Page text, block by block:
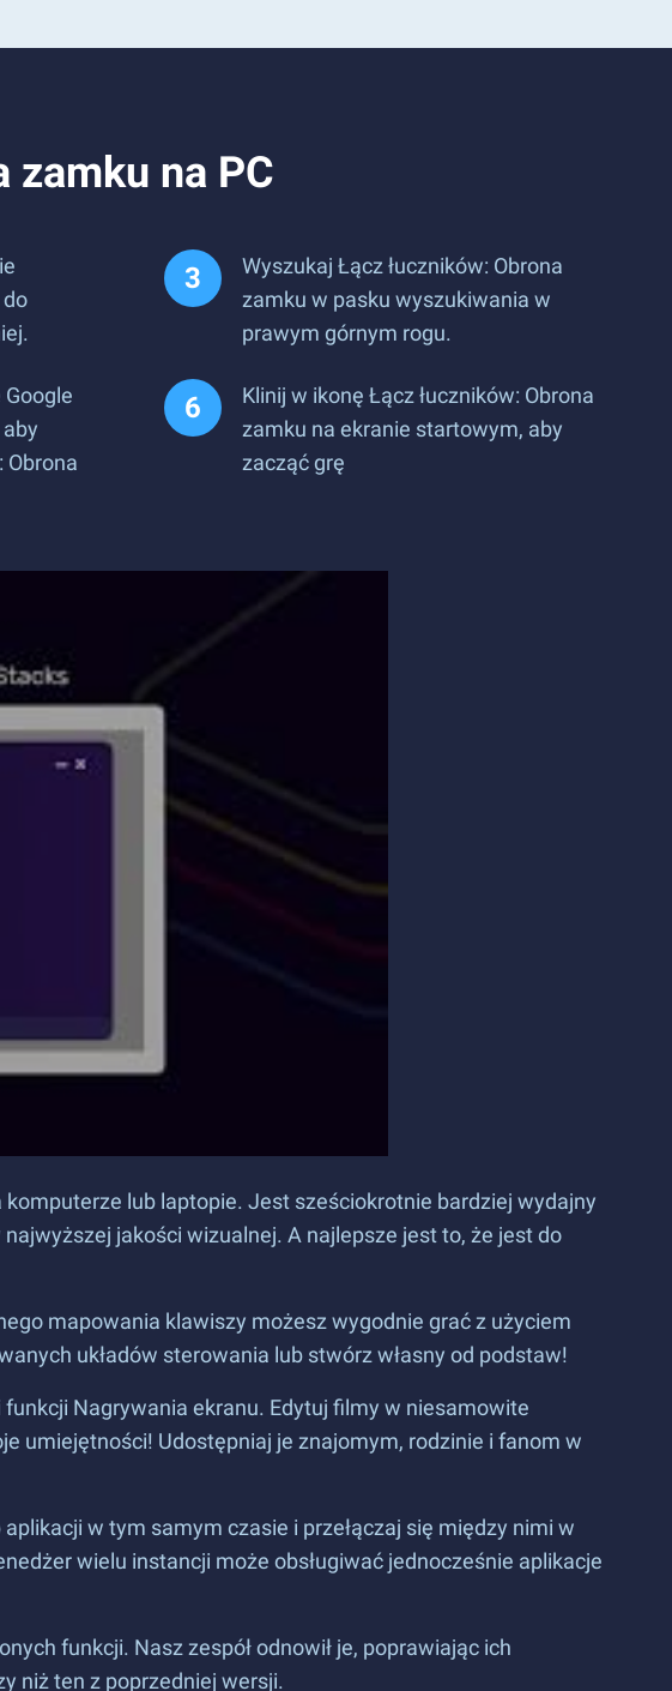
zamku na PC
Wyszukaj Łącz łuczników: Obrona
zamku w pasku wyszukiwania w
prawym górnym rogu.
aby
Obrona
Klinij w ikonę Łącz łuczników: Obrona
zamku na ekranie startowym, aby
zacząć grę
lub laptopie. Jest sześciokrotnie bardziej wydajny
jakości wizualnej. A najlepsze jest to, że jest do
mapowania klawiszy możesz wygodnie grać z użyciem
układów sterowania lub stwórz własny od podstaw!
Nagrywania ekranu. Edytuj filmy w niesamowite
umiejętności! Udostępniaj je znajomym, rodzinie i fanom w
w tym samym czasie i przełączaj się między nimi w
wielu instancji może obsługiwać jednocześnie aplikacje
funkcji. Nasz zespół odnowił je, poprawiając ich
niż ten z poprzedniej wersji.